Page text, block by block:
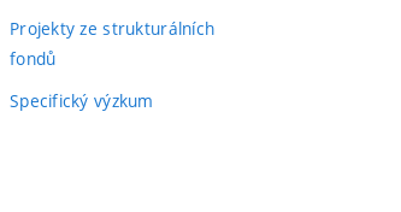
Projekty ze strukturálních
fondů
Specifický výzkum